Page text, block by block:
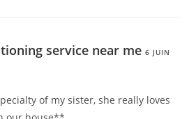
service near me 6 JUIN
of my sister, she really loves